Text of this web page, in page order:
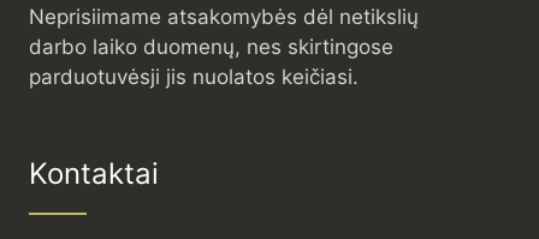
Neprisiimame atsakomybės dėl netikslių
darbo laiko duomenų, nes skirtingose
parduotuvėsji jis nuolatos keičiasi.
Kontaktai